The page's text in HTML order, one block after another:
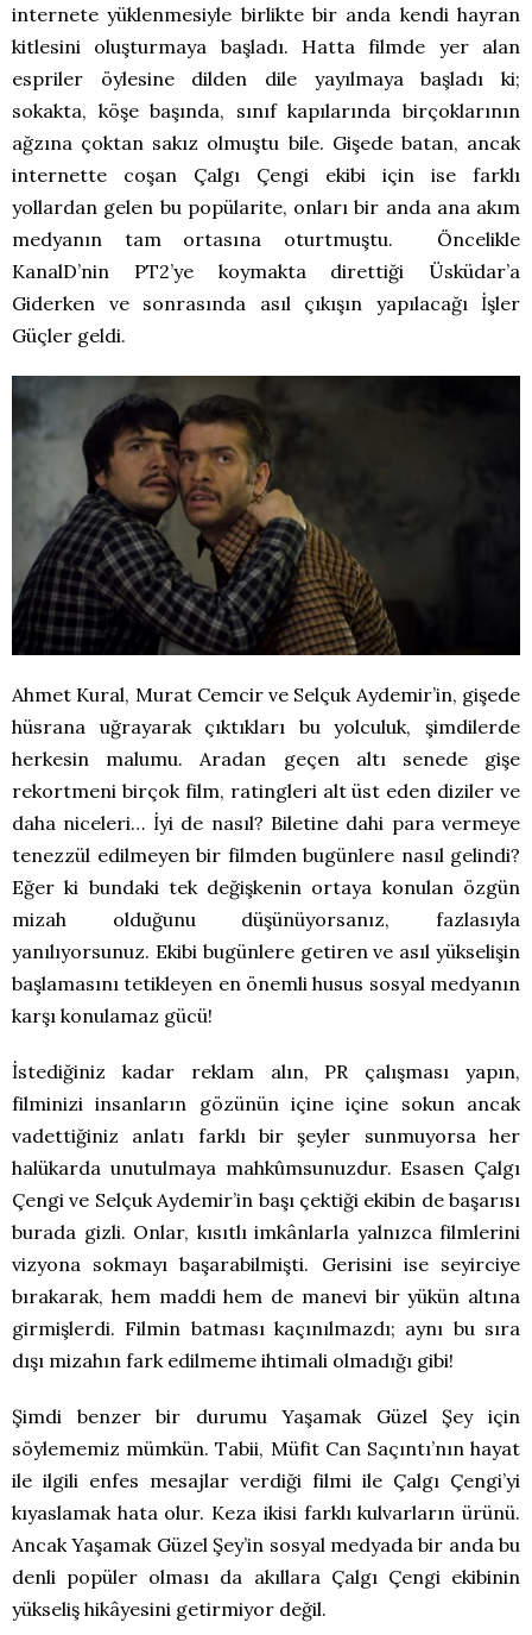
internete yüklenmesiyle birlikte bir anda kendi hayran
kitlesini oluşturmaya başladı. Hatta filmde yer alan
espriler öylesine dilden dile yayılmaya başladı ki;
sokakta, köşe başında, sınıf kapılarında birçoklarının
ağzına çoktan sakız olmuştu bile. Gişede batan, ancak
internette coşan Çalgı Çengi ekibi için ise farklı
yollardan gelen bu popülarite, onları bir anda ana akım
medyanın tam ortasına oturtmuştu. Öncelikle
KanalD’nin PT2’ye koymakta direttiği Üsküdar’a
Giderken ve sonrasında asıl çıkışın yapılacağı İşler
Güçler geldi.
Ahmet Kural, Murat Cemcir ve Selçuk Aydemir’in, gişede
hüsrana uğrayarak çıktıkları bu yolculuk, şimdilerde
herkesin malumu. Aradan geçen altı senede gişe
rekortmeni birçok film, ratingleri alt üst eden diziler ve
daha niceleri… İyi de nasıl? Biletine dahi para vermeye
tenezzül edilmeyen bir filmden bugünlere nasıl gelindi?
Eğer ki bundaki tek değişkenin ortaya konulan özgün
mizah olduğunu düşünüyorsanız, fazlasıyla
yanılıyorsunuz. Ekibi bugünlere getiren ve asıl yükselişin
başlamasını tetikleyen en önemli husus sosyal medyanın
karşı konulamaz gücü!
İstediğiniz kadar reklam alın, PR çalışması yapın,
filminizi insanların gözünün içine içine sokun ancak
vadettiğiniz anlatı farklı bir şeyler sunmuyorsa her
halükarda unutulmaya mahkûmsunuzdur. Esasen Çalgı
Çengi ve Selçuk Aydemir’in başı çektiği ekibin de başarısı
burada gizli. Onlar, kısıtlı imkânlarla yalnızca filmlerini
vizyona sokmayı başarabilmişti. Gerisini ise seyirciye
bırakarak, hem maddi hem de manevi bir yükün altına
girmişlerdi. Filmin batması kaçınılmazdı; aynı bu sıra
dışı mizahın fark edilmeme ihtimali olmadığı gibi!
Şimdi benzer bir durumu Yaşamak Güzel Şey için
söylememiz mümkün. Tabii, Müfit Can Saçıntı’nın hayat
ile ilgili enfes mesajlar verdiği filmi ile Çalgı Çengi’yi
kıyaslamak hata olur. Keza ikisi farklı kulvarların ürünü.
Ancak Yaşamak Güzel Şey’in sosyal medyada bir anda bu
denli popüler olması da akıllara Çalgı Çengi ekibinin
yükseliş hikâyesini getirmiyor değil.